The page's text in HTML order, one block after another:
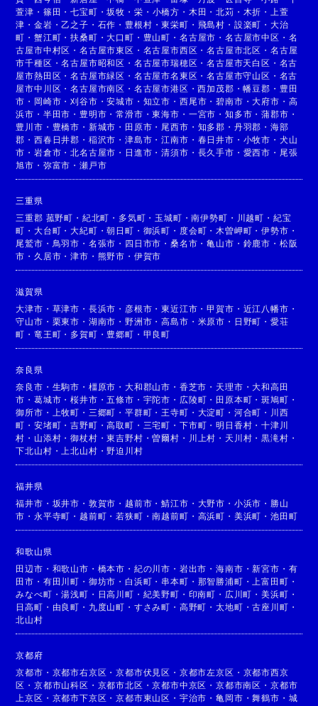
萱津 ・ 篠田 ・七宝町 ・坂牧 ・ 栄 ・ 小橋方 ・ 木田 ・北苅 ・ 木折 ・
上萱
津 ・金岩 ・乙之子 ・ 石作 ・ 豊根村 ・東栄町 ・ 飛島村 ・ 設楽町 ・ 大治
町 ・蟹江町 ・扶桑町 ・大口町 ・ 豊山町 ・ 名古屋市 ・ 名古屋市中区 ・ 名
古屋市中村区 ・名古屋市東区 ・ 名古屋市西区 ・名古屋市北区 ・ 名古屋
市千種区 ・名古屋市昭和区 ・ 名古屋市瑞穂区 ・名古屋市天白区 ・ 名古
屋市熱田区 ・名古屋市緑区 ・ 名古屋市名東区 ・名古屋市守山区 ・ 名古
屋市中川区 ・名古屋市南区 ・ 名古屋市港区 ・西加茂郡 ・幡豆郡 ・ 豊田
市 ・ 岡崎市 ・刈谷市 ・安城市 ・ 知立市 ・ 西尾市 ・碧南市 ・大府市 ・ 高
浜市 ・ 半田市 ・ 豊明市 ・常滑市 ・東海市 ・ 一宮市 ・ 知多市 ・蒲郡市 ・
豊川市 ・ 豊橋市 ・ 新城市 ・ 田原市 ・ 尾西市 ・ 知多郡 ・ 丹羽郡 ・ 海部
郡 ・西春日井郡 ・ 稲沢市 ・津島市 ・江南市 ・ 春日井市 ・ 小牧市 ・ 犬山
市 ・岩倉市 ・北名古屋市 ・ 日進市 ・清須市 ・ 長久手市 ・ 愛西市 ・ 尾張
旭市 ・ 弥富市 ・瀬戸市
三重県
三重郡 菰野町 ・ 紀北町 ・ 多気町 ・ 玉城町 ・南伊勢町 ・ 川越町 ・ 紀宝
町 ・大台町 ・大紀町 ・朝日町 ・ 御浜町 ・ 度会町 ・ 木曽岬町 ・伊勢市 ・
尾鷲市 ・ 鳥羽市 ・ 名張市 ・ 四日市市 ・桑名市 ・亀山市 ・ 鈴鹿市 ・ 松阪
市 ・ 久居市 ・津市 ・ 熊野市 ・ 伊賀市
滋賀県
大津市 ・ 草津市 ・ 長浜市 ・ 彦根市 ・東近江市 ・甲賀市 ・ 近江八幡市 ・
守山市 ・ 栗東市 ・ 湖南市 ・野洲市 ・高島市 ・ 米原市 ・ 日野町 ・ 愛荘
町 ・竜王町 ・ 多賀町 ・ 豊郷町 ・ 甲良町
奈良県
奈良市 ・ 生駒市 ・ 橿原市 ・大和郡山市 ・ 香芝市 ・ 天理市 ・大和高田
市 ・葛城市 ・桜井市 ・五條市 ・ 宇陀市 ・ 広陵町 ・ 田原本町 ・斑鳩町 ・
御所市 ・ 上牧町 ・ 三郷町 ・平群町 ・ 王寺町 ・ 大淀町 ・ 河合町 ・ 川西
町 ・安堵町 ・吉野町 ・高取町 ・ 三宅町 ・ 下市町 ・明日香村 ・十津川
村 ・ 山添村 ・御杖村 ・東吉野村 ・曽爾村 ・ 川上村 ・ 天川村 ・黒滝村 ・
下北山村 ・ 上北山村 ・野迫川村
福井県
福井市 ・ 坂井市 ・ 敦賀市 ・ 越前市 ・鯖江市 ・ 大野市 ・ 小浜市 ・ 勝山
市 ・永平寺町 ・ 越前町 ・若狭町 ・南越前町 ・ 高浜町 ・ 美浜町 ・ 池田町
和歌山県
田辺市 ・ 和歌山市 ・ 橋本市 ・ 紀の川市 ・ 岩出市 ・海南市 ・新宮市 ・ 有
田市 ・ 有田川町 ・ 御坊市 ・ 白浜町 ・ 串本町 ・ 那智勝浦町 ・ 上富田町 ・
みなべ町 ・湯浅町 ・ 日高川町 ・ 紀美野町 ・ 印南町 ・ 広川町 ・美浜町 ・
日高町 ・ 由良町 ・ 九度山町 ・ すさみ町 ・ 高野町 ・太地町 ・古座川町 ・
北山村
京都府
京都市 ・ 京都市右京区 ・京都市伏見区 ・ 京都市左京区 ・ 京都市西京
区 ・京都市山科区 ・ 京都市北区 ・京都市中京区 ・京都市南区 ・ 京都市
上京区 ・ 京都市下京区 ・京都市東山区 ・ 宇治市 ・亀岡市 ・舞鶴市 ・ 城